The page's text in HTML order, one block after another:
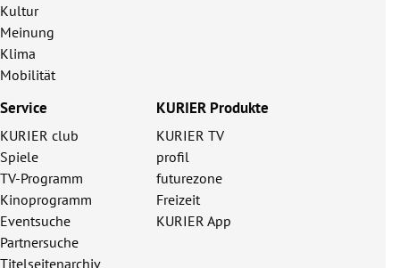
Kultur
Meinung
Klima
Mobilität
Service
KURIER club
Spiele
TV-Programm
Kinoprogramm
Eventsuche
Partnersuche
Titelseitenarchiv
KURIER Produkte
KURIER TV
profil
futurezone
Freizeit
KURIER App